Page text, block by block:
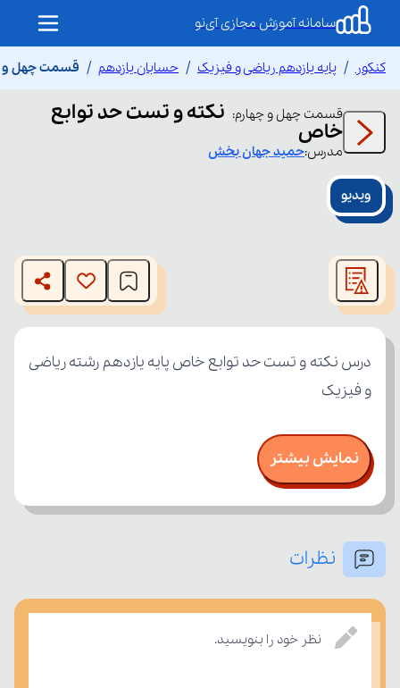
سامانه آموزش مجازی آی‌نو
کنکور پایه یازدهم ریاضی و فیزیک حسابان یازدهم قسمت چهل و
قسمت چهل و چهارم: نکته و تست حد توابع
خاص
مدرس:حمیدجهان بخش
ویدیو
modal
window.
The media could not be loaded, either because the server
or network failed or because the format is not supported.
و فیزیک
نمایش بیشتر
نظرات
نظر خود را بنویسید.